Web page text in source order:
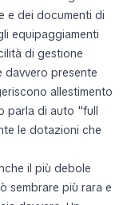
e dei documenti di
equipaggiamenti
di gestione
davvero presente
allestimento
parla di auto "full
le dotazioni che
il più debole
sembrare più rara e